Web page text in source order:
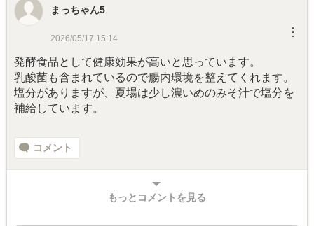
まっちゃん5
2026/05/17 15:14 ︙
発酵食品として健康効果が高いと思っています。
乳酸菌も含まれているので腸内環境を整えてくれます。
塩分がありますが、夏場は少し濃いめのみそ汁で塩分を
補給しています。
コメント
もっとコメントを見る